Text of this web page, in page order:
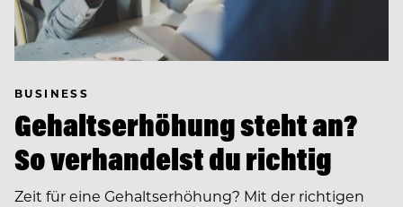
BUSINESS
Gehaltserhöhung steht an?
So verhandelst du richtig
Zeit für eine Gehaltserhöhung? Mit der richtigen